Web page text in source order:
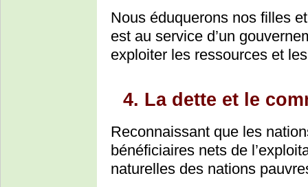
Nous éduquerons nos filles
est au service d’un
exploiter les ressources et
4. La dette et le
Reconnaissant que les
bénéficiaires nets de
naturelles des nations